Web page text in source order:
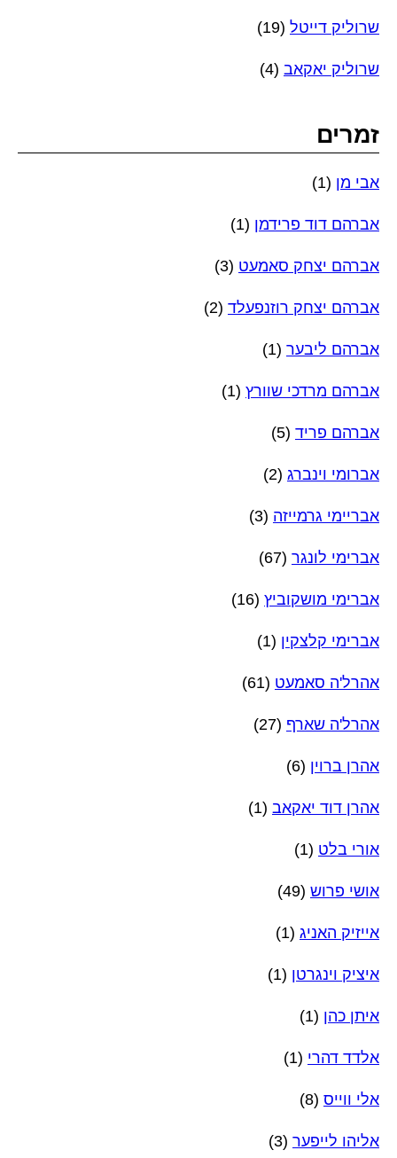
שרוליק דייטל (19)
שרוליק יאקאב (4)
זמרים
אבי מן (1)
אברהם דוד פרידמן (1)
אברהם יצחק סאמעט (3)
אברהם יצחק רוזנפעלד (2)
אברהם ליבער (1)
אברהם מרדכי שוורץ (1)
אברהם פריד (5)
אברומי וינברג (2)
אבריימי גרמייזה (3)
אברימי לונגר (67)
אברימי מושקוביץ (16)
אברימי קלצקין (1)
אהרל'ה סאמעט (61)
אהרל'ה שארף (27)
אהרן ברוין (6)
אהרן דוד יאקאב (1)
אורי בלט (1)
אושי פרוש (49)
אייזיק האניג (1)
איציק וינגרטן (1)
איתן כהן (1)
אלדד דהרי (1)
אלי ווייס (8)
אליהו לייפער (3)